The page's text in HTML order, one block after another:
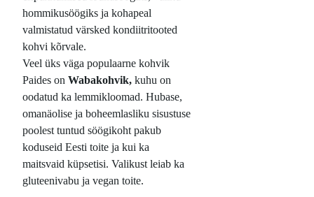
hommikusöögiks ja kohapeal
valmistatud värsked kondiitritooted
kohvi kõrvale.
Veel üks väga populaarne kohvik
Paides on Wabakohvik, kuhu on
oodatud ka lemmikloomad. Hubase,
omanäolise ja boheemlasliku sisustuse
poolest tuntud söögikoht pakub
koduseid Eesti toite ja kui ka
maitsvaid küpsetisi. Valikust leiab ka
gluteenivabu ja vegan toite.